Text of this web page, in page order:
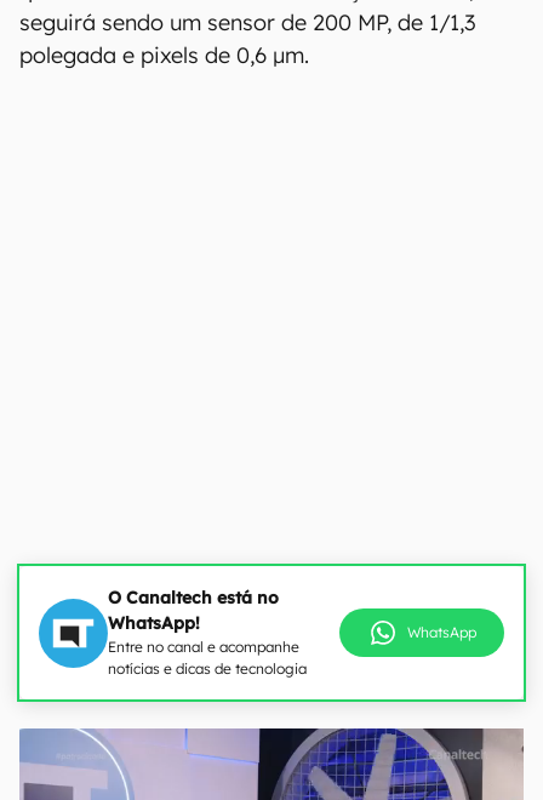
seguirá sendo um sensor de 200 MP, de 1/1,3
polegada e pixels de 0,6 µm.
O Canaltech está no
WhatsApp!
Entre no canal e acompanhe
notícias e dicas de tecnologia
WhatsApp